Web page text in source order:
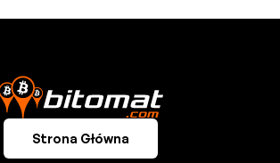
Strona Główna